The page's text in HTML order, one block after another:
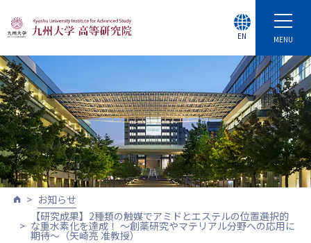
MENU
EN
お知らせ
【研究成果】2種類の触媒でアミドとエステルの位置選択的
な重水素化を達成！ ～創薬研究やマテリアル分野への応用に
期待～（矢崎亮 准教授）